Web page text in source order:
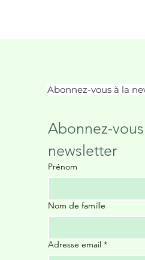
Abonnez-vous à la
Abonnez-
newsletter
Prénom
Nom de famille
Adresse email *